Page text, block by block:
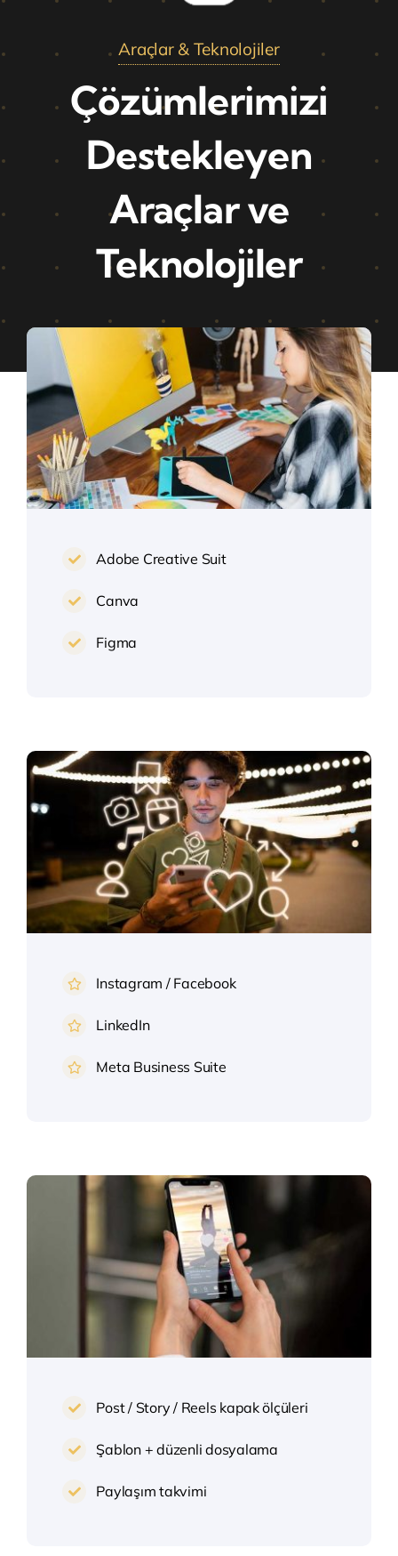
Araçlar & Teknolojiler
Çözümlerimizi
Destekleyen
Araçlar ve
Teknolojiler
Adobe Creative Suit
Canva
Figma
Instagram / Facebook
LinkedIn
Meta Business Suite
Post / Story / Reels kapak ölçüleri
Şablon + düzenli dosyalama
Paylaşım takvimi